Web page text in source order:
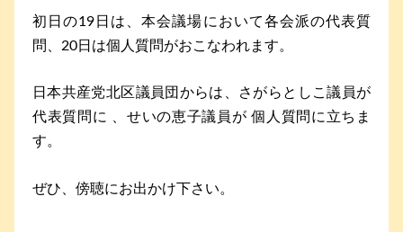
初日の19日は、本会議場において各会派の代表質
問、20日は個人質問がおこなわれます。
日本共産党北区議員団からは、さがらとしこ議員が
代表質問に 、せいの恵子議員が 個人質問に立ちま
す。
ぜひ、傍聴にお出かけ下さい。